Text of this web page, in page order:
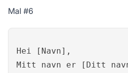
Mal #6
Hei [Navn],
Mitt navn er [Ditt